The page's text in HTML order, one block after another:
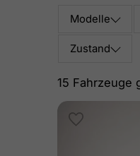
Modelle
Zustand
15 Fahrzeuge